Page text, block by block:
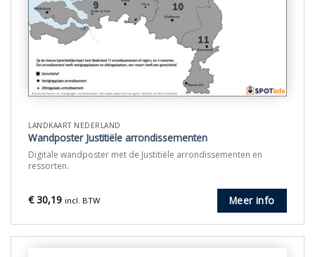
LANDKAART NEDERLAND
Wandposter Justitiële arrondissementen
Digitale wandposter met de Justitiële arrondissementen en
ressorten.
€30,19 incl. BTW Meer info